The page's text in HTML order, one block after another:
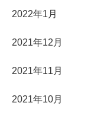
2022年1月
2021年12月
2021年11月
2021年10月